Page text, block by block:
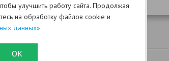
(
,
улучшить работу сайта. Продолжая
на обработку файлов cookie и
данных»
ОК